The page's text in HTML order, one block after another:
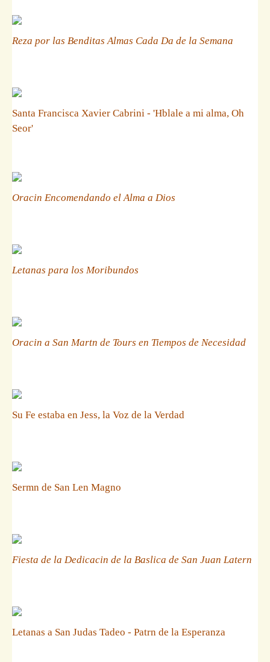
Reza por las Benditas Almas Cada Da de la Semana
Santa Francisca Xavier Cabrini - 'Hblale a mi alma, Oh
Seor'
Oracin Encomendando el Alma a Dios
Letanas para los Moribundos
Oracin a San Martn de Tours en Tiempos de Necesidad
Su Fe estaba en Jess, la Voz de la Verdad
Sermn de San Len Magno
Fiesta de la Dedicacin de la Baslica de San Juan Latern
Letanas a San Judas Tadeo - Patrn de la Esperanza